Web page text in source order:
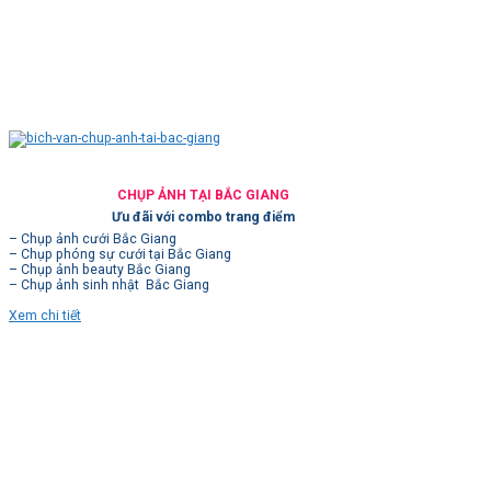
CHỤP ẢNH TẠI BẮC GIANG
Ưu đãi với combo trang điểm
– Chụp ảnh cưới Bắc Giang
– Chụp phóng sự cưới tại Bắc Giang
– Chụp ảnh beauty Bắc Giang
– Chụp ảnh sinh nhật Bắc Giang
Xem chi tiết